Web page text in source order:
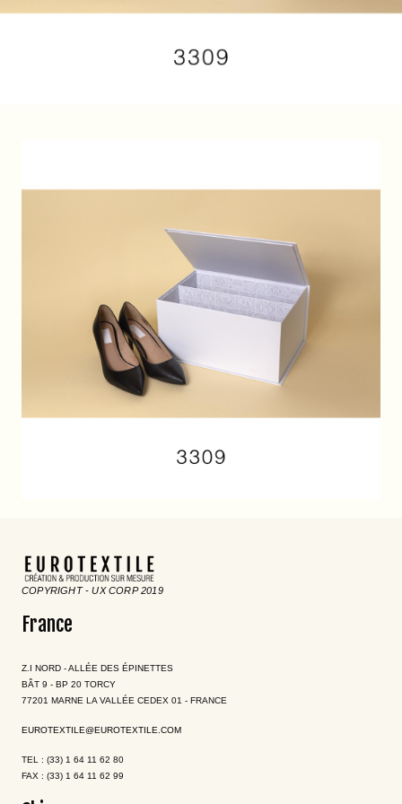
COPYRIGHT - UX CORP 2019
France
Z.I NORD - ALLÉE DES ÉPINETTES
BÂT 9 - BP 20 TORCY
77201 MARNE LA VALLÉE CEDEX 01 - FRANCE
EUROTEXTILE@EUROTEXTILE.COM
TEL : (33) 1 64 11 62 80
FAX : (33) 1 64 11 62 99